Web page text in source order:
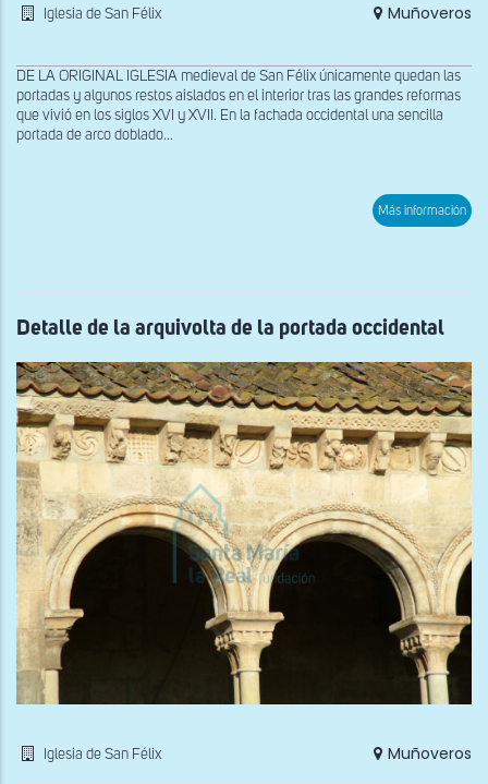
Iglesia de San Félix Muñoveros
DE LA ORIGINAL IGLESIA medieval de San Félix únicamente quedan las
portadas y algunos restos aislados en el interior tras las grandes reformas
que vivió en los siglos XVI y XVII. En la fachada occidental una sencilla
portada de arco doblado...
Más información
Detalle de la arquivolta de la portada occidental
Iglesia de San Félix Muñoveros